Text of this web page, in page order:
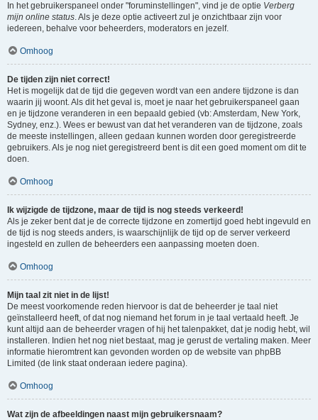
In het gebruikerspaneel onder "foruminstellingen", vind je de optie Verberg
mijn online status. Als je deze optie activeert zul je onzichtbaar zijn voor
iedereen, behalve voor beheerders, moderators en jezelf.
Omhoog
De tijden zijn niet correct!
Het is mogelijk dat de tijd die gegeven wordt van een andere tijdzone is dan
waarin jij woont. Als dit het geval is, moet je naar het gebruikerspaneel gaan
en je tijdzone veranderen in een bepaald gebied (vb: Amsterdam, New York,
Sydney, enz.). Wees er bewust van dat het veranderen van de tijdzone, zoals
de meeste instellingen, alleen gedaan kunnen worden door geregistreerde
gebruikers. Als je nog niet geregistreerd bent is dit een goed moment om dit te
doen.
Omhoog
Ik wijzigde de tijdzone, maar de tijd is nog steeds verkeerd!
Als je zeker bent dat je de correcte tijdzone en zomertijd goed hebt ingevuld en
de tijd is nog steeds anders, is waarschijnlijk de tijd op de server verkeerd
ingesteld en zullen de beheerders een aanpassing moeten doen.
Omhoog
Mijn taal zit niet in de lijst!
De meest voorkomende reden hiervoor is dat de beheerder je taal niet
geïnstalleerd heeft, of dat nog niemand het forum in je taal vertaald heeft. Je
kunt altijd aan de beheerder vragen of hij het talenpakket, dat je nodig hebt, wil
installeren. Indien het nog niet bestaat, mag je gerust de vertaling maken. Meer
informatie hieromtrent kan gevonden worden op de website van phpBB
Limited (de link staat onderaan iedere pagina).
Omhoog
Wat zijn de afbeeldingen naast mijn gebruikersnaam?